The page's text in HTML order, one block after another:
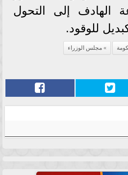
الهادف إلى التحول
للوقود.
مجلس الوزراء